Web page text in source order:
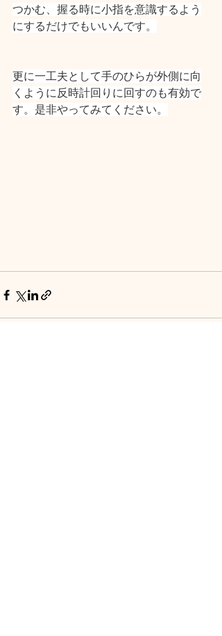
つかむ、握る時に小指を意識するよう
にするだけでもいいんです。
更に一工夫として手のひらが外側に向
くように反時計回りに回すのも有効で
す。是非やってみてください。